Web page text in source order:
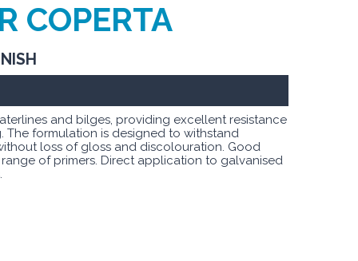
COPERTA
and bilges, providing excellent resistance
The formulation is designed to withstand
loss of gloss and discolouration. Good
of primers. Direct application to galvanised